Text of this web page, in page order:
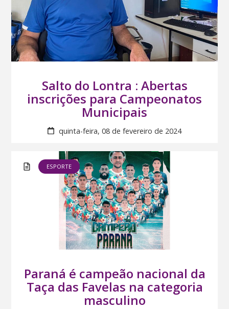
Salto do Lontra : Abertas
inscrições para Campeonatos
Municipais
quinta-feira, 08 de fevereiro de 2024
ESPORTE
Paraná é campeão nacional da
Taça das Favelas na categoria
masculino